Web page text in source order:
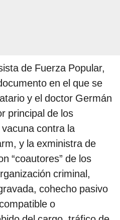
de Fuerza Popular,
en el que se
y el doctor Germán
principal de los
contra la
y la exministra de
“coautores” de los
criminal,
cohecho pasivo
o